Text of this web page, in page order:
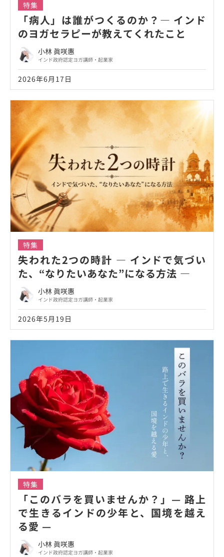
特集
「病人」は誰がつくるのか？― インド
のヨガセラピーが教えてくれたこと
小林 眞咲惠
インド政府認定ヨガ講師・起業家
2026年6月17日
特集
失われた2つの時計 ― インドで気づい
た、“なりたいあなた”になる方法 ―
小林 眞咲惠
インド政府認定ヨガ講師・起業家
2026年5月19日
特集
「このバラを買いませんか？」— 路上
で生きるインドの少年と、国境を越え
る愛 —
小林 眞咲惠
インド政府認定ヨガ講師・起業家